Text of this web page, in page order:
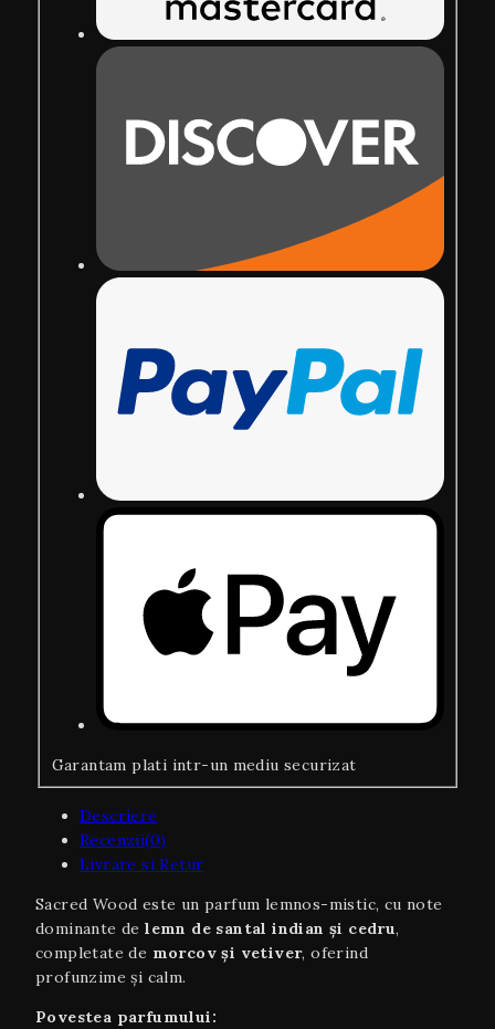
Garantam plati intr-un mediu securizat
Descriere
Recenzii(0)
Livrare si Retur
Sacred Wood este un parfum lemnos-mistic, cu note
dominante delemn de santal indian și cedru,
completate de morcov și vetiver, oferind
profunzime și calm.
Povestea parfumului: